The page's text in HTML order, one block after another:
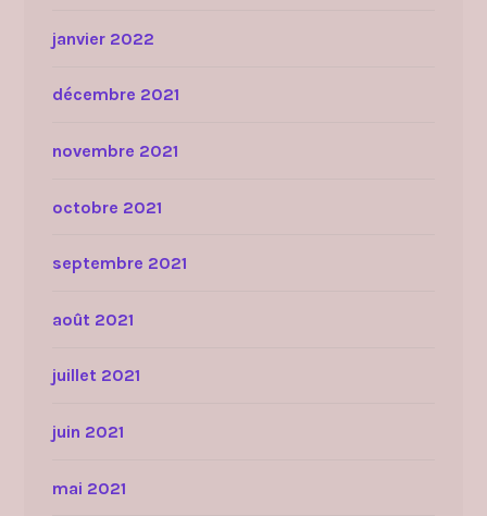
janvier 2022
décembre 2021
novembre 2021
octobre 2021
septembre 2021
août 2021
juillet 2021
juin 2021
mai 2021